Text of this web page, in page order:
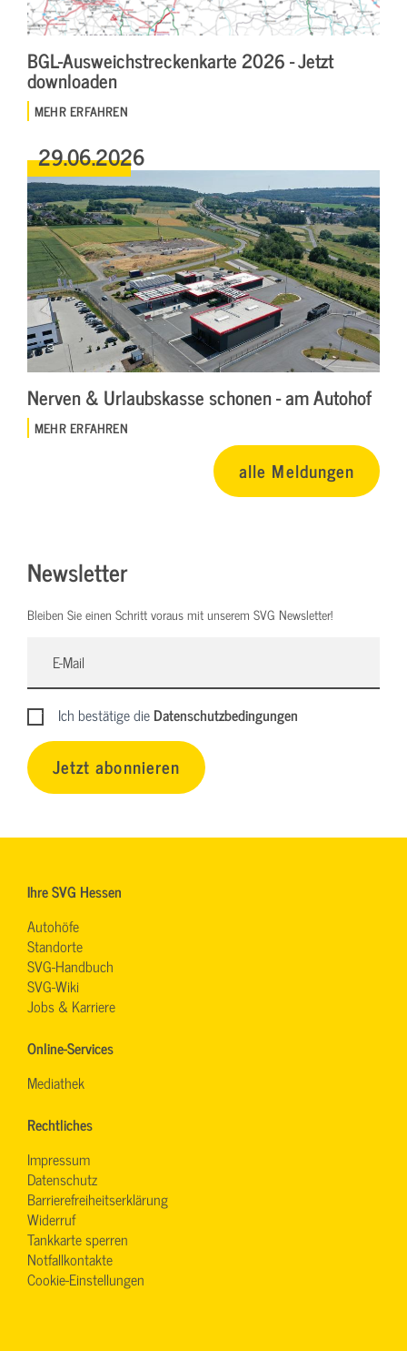
BGL-Ausweichstreckenkarte 2026 - Jetzt
downloaden
MEHR ERFAHREN
29.06.2026
Nerven & Urlaubskasse schonen - am Autohof
MEHR ERFAHREN
alle Meldungen
Newsletter
Bleiben Sie einen Schritt voraus mit unserem SVG Newsletter!
Ich bestätige dieDatenschutzbedingungen
Jetzt abonnieren
Ihre SVG Hessen
Autohöfe
Standorte
SVG-Handbuch
SVG-Wiki
Jobs & Karriere
Online-Services
Mediathek
Rechtliches
Impressum
Datenschutz
Barrierefreiheitserklärung
Widerruf
Tankkarte sperren
Notfallkontakte
Cookie-Einstellungen